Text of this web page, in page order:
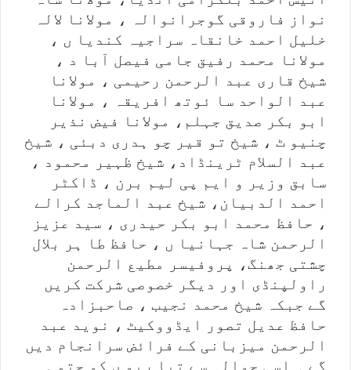
نواز فاروقی گوجرانوالہ ، مولانا لالہ
خلیل احمد خانقاہ سراجیہ کندیا ں ،
مولانا محمد رفیق جامی فیصل آبا د ،
شیخ قاری عبد الرحمن رحیمی ، مولانا
عبد الواحد سا ئوتھ افریقہ ، مولانا
ابو بکر صدیق جہلم، مولانا فیض نذیر
چنیو ٹ ، شیخ تو قیر چو ہدری دبئی ، شیخ
عبد السلام ٹرینڈاد، شیخ ظہیر محمود ،
سابق وزیر و ایم پی لیم برن ، ڈاکٹر
احمد الدبیان، شیخ عبد الماجد کرالے
، حافظ محمد ابو بکر حیدری ، سید عزیز
الرحمن شاہ جہانیا ں ، حافظ طا ہر بلال
چشتی جھنگ، پروفیسر مطیع الرحمن
راولپنڈی اور دیگر خصوصی شرکت کریں
گے جبکہ شیخ محمد نجیب ، صاحبزادہ
حافظ عدیل تصور ایڈووکیٹ ، نوید عبد
الرحمن میزبانی کے فرائض سرانجام دیں
گے ۔ اسی حوالہ سے تیا ریو ں کو حتمی